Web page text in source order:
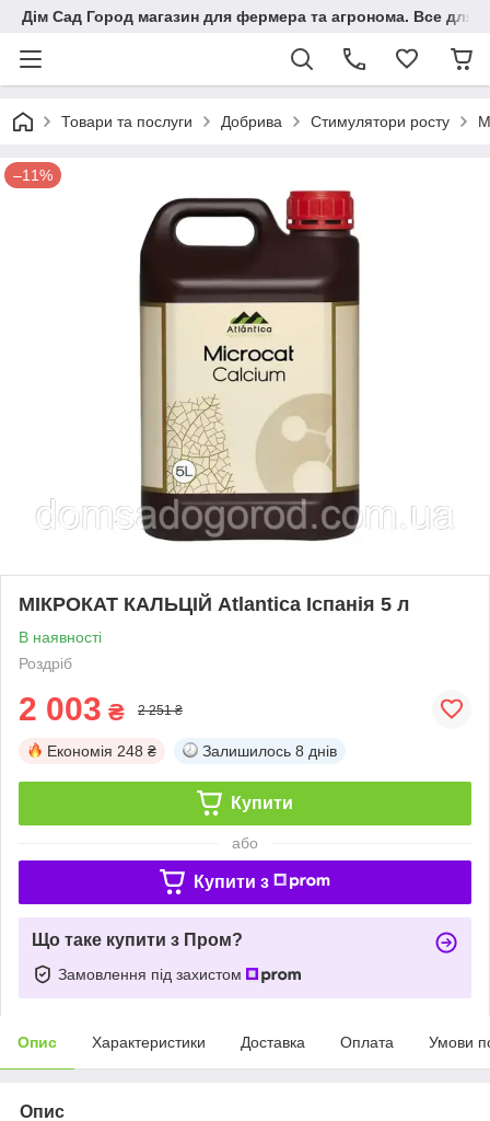
Дім Сад Город магазин для фермера та агронома. Все для
Товари та послуги Добрива Стимулятори росту
–11%
МІКРОКАТ КАЛЬЦІЙ Atlantica Іспанія 5 л
В наявності
Роздріб
2 003 ₴ 2 251 ₴
Економія 248 ₴ Залишилось 8 днів
Купити
або
Купити з
Що таке купити з Пром?
Замовлення під захистом
Опис Характеристики Доставка Оплата Умови
Опис